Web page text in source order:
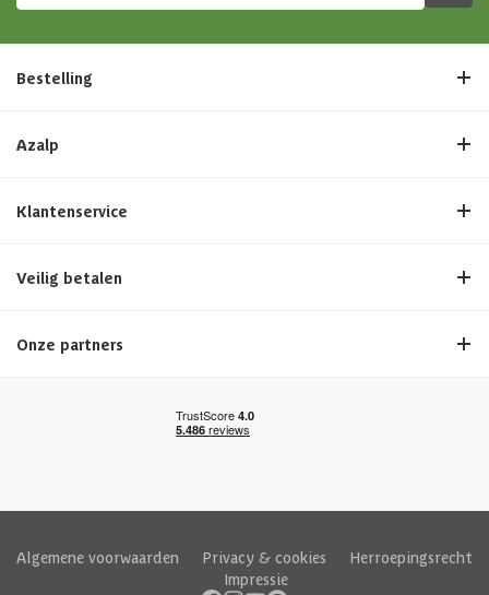
Bestelling
Azalp
Klantenservice
Veilig betalen
Onze partners
Algemene voorwaarden Privacy & cookies
Herroepingsrecht
Impressie